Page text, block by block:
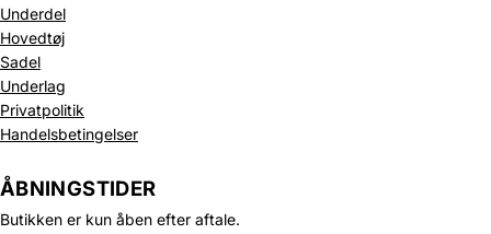
Underdel
Hovedtøj
Sadel
Underlag
Privatpolitik
Handelsbetingelser
ÅBNINGSTIDER
Butikken er kun åben efter aftale.
Politik om beskyttelse af persondata
Refusionspolitik
Leveringspolitik